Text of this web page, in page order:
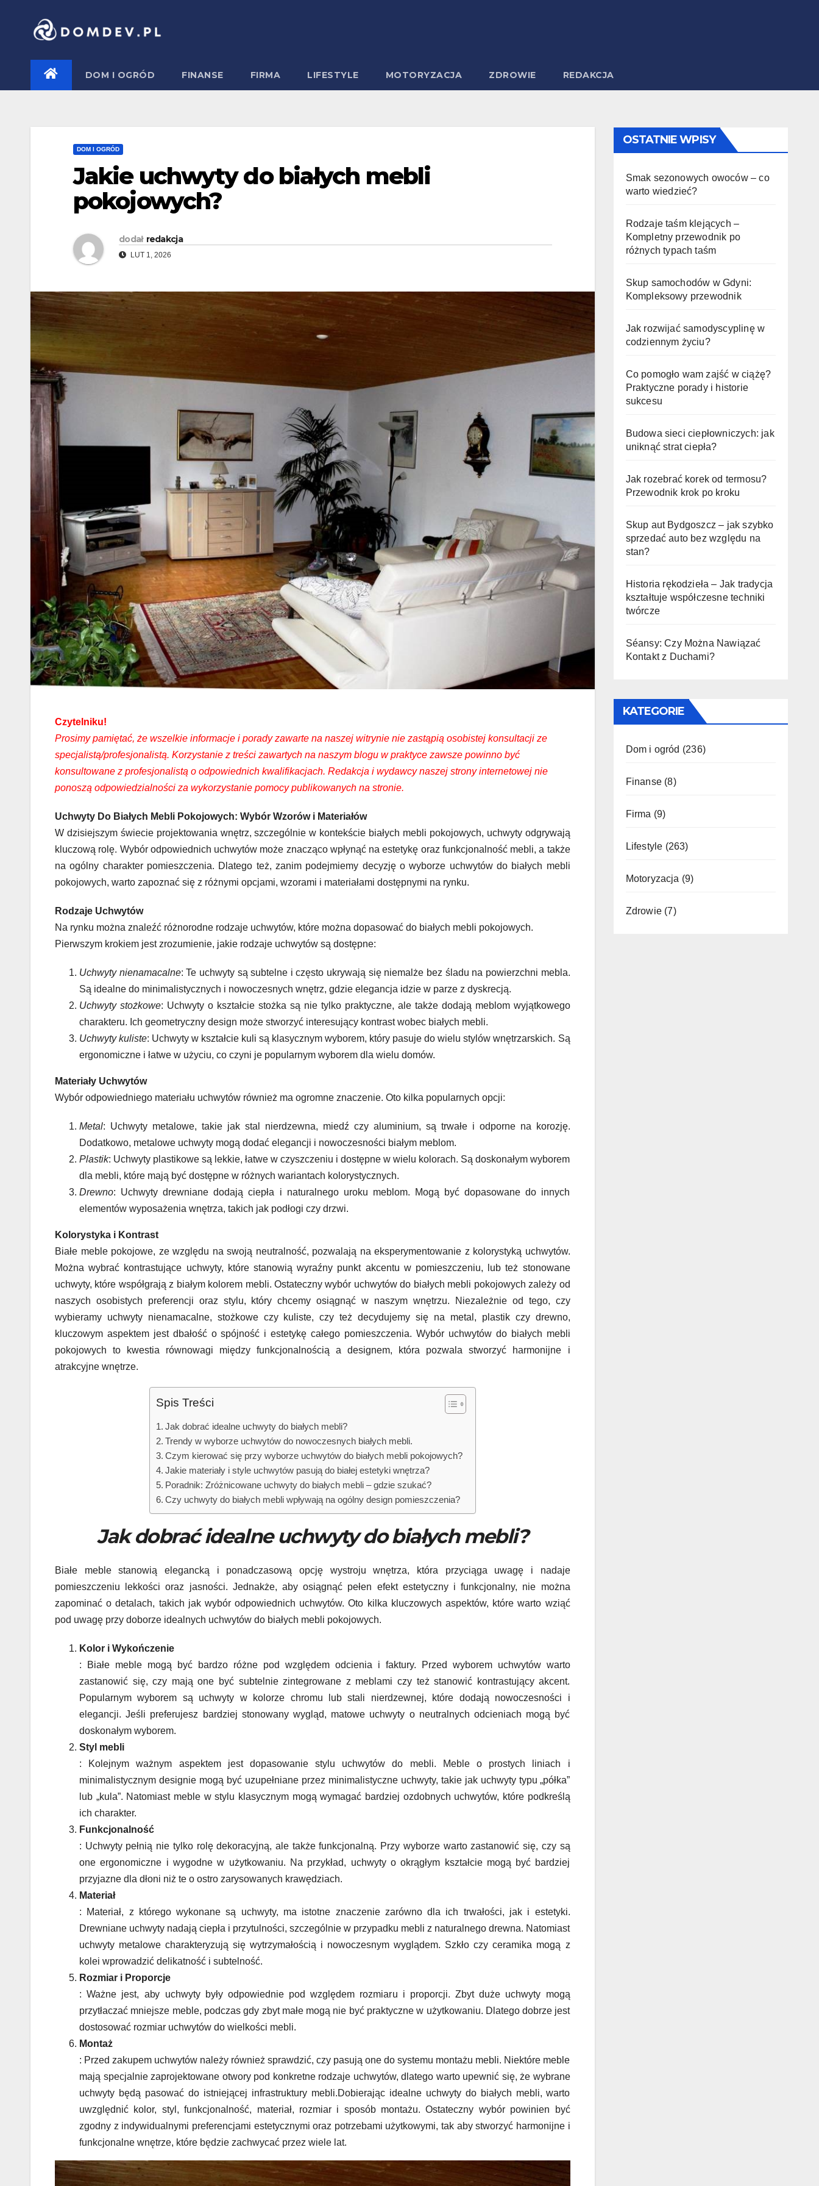
DOM I OGRÓD FINANSE FIRMA LIFESTYLE MOTORYZACJA ZDROWIE REDAKCJA
DOM I OGRÓD
Jakie uchwyty do białych mebli
pokojowych?
dodał redakcja
LUT 1, 2026
Czytelniku!
Prosimy pamiętać, że wszelkie informacje i porady zawarte na naszej witrynie nie zastąpią osobistej konsultacji ze
specjalistą/profesjonalistą. Korzystanie z treści zawartych na naszym blogu w praktyce zawsze powinno być
konsultowane z profesjonalistą o odpowiednich kwalifikacjach. Redakcja i wydawcy naszej strony internetowej nie
ponoszą odpowiedzialności za wykorzystanie pomocy publikowanych na stronie.
Uchwyty Do Białych Mebli Pokojowych: Wybór Wzorów i Materiałów
W dzisiejszym świecie projektowania wnętrz, szczególnie w kontekście białych mebli pokojowych, uchwyty odgrywają
kluczową rolę. Wybór odpowiednich uchwytów może znacząco wpłynąć na estetykę oraz funkcjonalność mebli, a także
na ogólny charakter pomieszczenia. Dlatego też, zanim podejmiemy decyzję o wyborze uchwytów do białych mebli
pokojowych, warto zapoznać się z różnymi opcjami, wzorami i materiałami dostępnymi na rynku.
Rodzaje Uchwytów
Na rynku można znaleźć różnorodne rodzaje uchwytów, które można dopasować do białych mebli pokojowych.
Pierwszym krokiem jest zrozumienie, jakie rodzaje uchwytów są dostępne:
Uchwyty nienamacalne: Te uchwyty są subtelne i często ukrywają się niemalże bez śladu na powierzchni mebla.
Są idealne do minimalistycznych i nowoczesnych wnętrz, gdzie elegancja idzie w parze z dyskrecją.
Uchwyty stożkowe: Uchwyty o kształcie stożka są nie tylko praktyczne, ale także dodają meblom wyjątkowego
charakteru. Ich geometryczny design może stworzyć interesujący kontrast wobec białych mebli.
Uchwyty kuliste: Uchwyty w kształcie kuli są klasycznym wyborem, który pasuje do wielu stylów wnętrzarskich. Są
ergonomiczne i łatwe w użyciu, co czyni je popularnym wyborem dla wielu domów.
Materiały Uchwytów
Wybór odpowiedniego materiału uchwytów również ma ogromne znaczenie. Oto kilka popularnych opcji:
Metal: Uchwyty metalowe, takie jak stal nierdzewna, miedź czy aluminium, są trwałe i odporne na korozję.
Dodatkowo, metalowe uchwyty mogą dodać elegancji i nowoczesności białym meblom.
Plastik: Uchwyty plastikowe są lekkie, łatwe w czyszczeniu i dostępne w wielu kolorach. Są doskonałym wyborem
dla mebli, które mają być dostępne w różnych wariantach kolorystycznych.
Drewno: Uchwyty drewniane dodają ciepła i naturalnego uroku meblom. Mogą być dopasowane do innych
elementów wyposażenia wnętrza, takich jak podłogi czy drzwi.
Kolorystyka i Kontrast
Białe meble pokojowe, ze względu na swoją neutralność, pozwalają na eksperymentowanie z kolorystyką uchwytów.
Można wybrać kontrastujące uchwyty, które stanowią wyraźny punkt akcentu w pomieszczeniu, lub też stonowane
uchwyty, które współgrają z białym kolorem mebli. Ostateczny wybór uchwytów do białych mebli pokojowych zależy od
naszych osobistych preferencji oraz stylu, który chcemy osiągnąć w naszym wnętrzu. Niezależnie od tego, czy
wybieramy uchwyty nienamacalne, stożkowe czy kuliste, czy też decydujemy się na metal, plastik czy drewno,
kluczowym aspektem jest dbałość o spójność i estetykę całego pomieszczenia. Wybór uchwytów do białych mebli
pokojowych to kwestia równowagi między funkcjonalnością a designem, która pozwala stworzyć harmonijne i
atrakcyjne wnętrze.
Spis Treści
Jak dobrać idealne uchwyty do białych mebli?
Trendy w wyborze uchwytów do nowoczesnych białych mebli.
Czym kierować się przy wyborze uchwytów do białych mebli pokojowych?
Jakie materiały i style uchwytów pasują do białej estetyki wnętrza?
Poradnik: Zróżnicowane uchwyty do białych mebli – gdzie szukać?
Czy uchwyty do białych mebli wpływają na ogólny design pomieszczenia?
Jak dobrać idealne uchwyty do białych mebli?
Białe meble stanowią elegancką i ponadczasową opcję wystroju wnętrza, która przyciąga uwagę i nadaje
pomieszczeniu lekkości oraz jasności. Jednakże, aby osiągnąć pełen efekt estetyczny i funkcjonalny, nie można
zapominać o detalach, takich jak wybór odpowiednich uchwytów. Oto kilka kluczowych aspektów, które warto wziąć
pod uwagę przy doborze idealnych uchwytów do białych mebli pokojowych.
Kolor i Wykończenie
: Białe meble mogą być bardzo różne pod względem odcienia i faktury. Przed wyborem uchwytów warto
zastanowić się, czy mają one być subtelnie zintegrowane z meblami czy też stanowić kontrastujący akcent.
Popularnym wyborem są uchwyty w kolorze chromu lub stali nierdzewnej, które dodają nowoczesności i
elegancji. Jeśli preferujesz bardziej stonowany wygląd, matowe uchwyty o neutralnych odcieniach mogą być
doskonałym wyborem.
Styl mebli
: Kolejnym ważnym aspektem jest dopasowanie stylu uchwytów do mebli. Meble o prostych liniach i
minimalistycznym designie mogą być uzupełniane przez minimalistyczne uchwyty, takie jak uchwyty typu „półka”
lub „kula”. Natomiast meble w stylu klasycznym mogą wymagać bardziej ozdobnych uchwytów, które podkreślą
ich charakter.
Funkcjonalność
: Uchwyty pełnią nie tylko rolę dekoracyjną, ale także funkcjonalną. Przy wyborze warto zastanowić się, czy są
one ergonomiczne i wygodne w użytkowaniu. Na przykład, uchwyty o okrągłym kształcie mogą być bardziej
przyjazne dla dłoni niż te o ostro zarysowanych krawędziach.
Materiał
: Materiał, z którego wykonane są uchwyty, ma istotne znaczenie zarówno dla ich trwałości, jak i estetyki.
Drewniane uchwyty nadają ciepła i przytulności, szczególnie w przypadku mebli z naturalnego drewna. Natomiast
uchwyty metalowe charakteryzują się wytrzymałością i nowoczesnym wyglądem. Szkło czy ceramika mogą z
kolei wprowadzić delikatność i subtelność.
Rozmiar i Proporcje
: Ważne jest, aby uchwyty były odpowiednie pod względem rozmiaru i proporcji. Zbyt duże uchwyty mogą
przytłaczać mniejsze meble, podczas gdy zbyt małe mogą nie być praktyczne w użytkowaniu. Dlatego dobrze jest
dostosować rozmiar uchwytów do wielkości mebli.
Montaż
: Przed zakupem uchwytów należy również sprawdzić, czy pasują one do systemu montażu mebli. Niektóre meble
mają specjalnie zaprojektowane otwory pod konkretne rodzaje uchwytów, dlatego warto upewnić się, że wybrane
uchwyty będą pasować do istniejącej infrastruktury mebli.Dobierając idealne uchwyty do białych mebli, warto
uwzględnić kolor, styl, funkcjonalność, materiał, rozmiar i sposób montażu. Ostateczny wybór powinien być
zgodny z indywidualnymi preferencjami estetycznymi oraz potrzebami użytkowymi, tak aby stworzyć harmonijne i
funkcjonalne wnętrze, które będzie zachwycać przez wiele lat.
OSTATNIE WPISY
Smak sezonowych owoców – co
warto wiedzieć?
Rodzaje taśm klejących –
Kompletny przewodnik po
różnych typach taśm
Skup samochodów w Gdyni:
Kompleksowy przewodnik
Jak rozwijać samodyscyplinę w
codziennym życiu?
Co pomogło wam zajść w ciążę?
Praktyczne porady i historie
sukcesu
Budowa sieci ciepłowniczych: jak
uniknąć strat ciepła?
Jak rozebrać korek od termosu?
Przewodnik krok po kroku
Skup aut Bydgoszcz – jak szybko
sprzedać auto bez względu na
stan?
Historia rękodzieła – Jak tradycja
kształtuje współczesne techniki
twórcze
Séansy: Czy Można Nawiązać
Kontakt z Duchami?
KATEGORIE
Dom i ogród (236)
Finanse(8)
Firma (9)
Lifestyle (263)
Motoryzacja (9)
Zdrowie(7)